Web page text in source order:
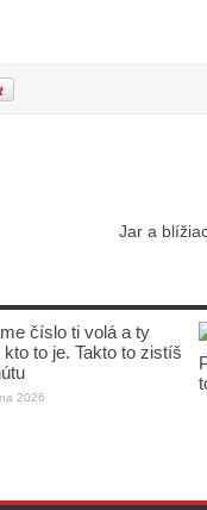
Jar a
číslo ti volá a ty
kto to je. Takto to zistíš
2026